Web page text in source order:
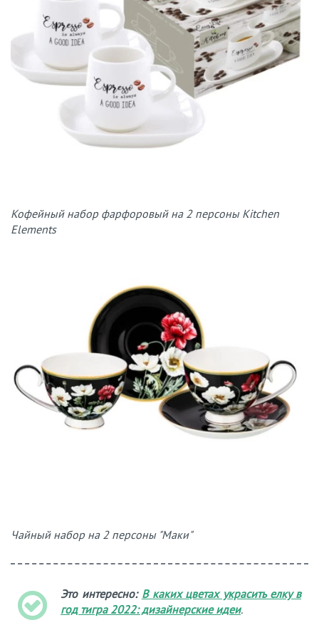
Кофейный набор фарфоровый на 2 персоны Kitchen
Elements
Чайный набор на 2 персоны "Маки"
Это интересно: В каких цветах украсить елку в
год тигра 2022: дизайнерские идеи.